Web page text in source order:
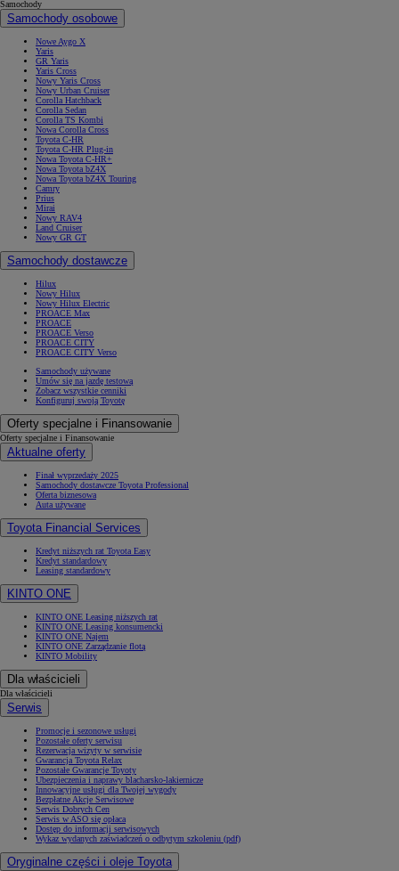
Samochody
Samochody osobowe
Nowe Aygo X
Yaris
GR Yaris
Yaris Cross
Nowy Yaris Cross
Nowy Urban Cruiser
Corolla Hatchback
Corolla Sedan
Corolla TS Kombi
Nowa Corolla Cross
Toyota C-HR
Toyota C-HR Plug-in
Nowa Toyota C-HR+
Nowa Toyota bZ4X
Nowa Toyota bZ4X Touring
Camry
Prius
Mirai
Nowy RAV4
Land Cruiser
Nowy GR GT
Samochody dostawcze
Hilux
Nowy Hilux
Nowy Hilux Electric
PROACE Max
PROACE
PROACE Verso
PROACE CITY
PROACE CITY Verso
Samochody używane
Umów się na jazdę testową
Zobacz wszystkie cenniki
Konfiguruj swoją Toyotę
Oferty specjalne i Finansowanie
Oferty specjalne i Finansowanie
Aktualne oferty
Finał wyprzedaży 2025
Samochody dostawcze Toyota Professional
Oferta biznesowa
Auta używane
Toyota Financial Services
Kredyt niższych rat Toyota Easy
Kredyt standardowy
Leasing standardowy
KINTO ONE
KINTO ONE Leasing niższych rat
KINTO ONE Leasing konsumencki
KINTO ONE Najem
KINTO ONE Zarządzanie flotą
KINTO Mobility
Dla właścicieli
Dla właścicieli
Serwis
Promocje i sezonowe usługi
Pozostałe oferty serwisu
Rezerwacja wizyty w serwisie
Gwarancja Toyota Relax
Pozostałe Gwarancje Toyoty
Ubezpieczenia i naprawy blacharsko-lakiernicze
Innowacyjne usługi dla Twojej wygody
Bezpłatne Akcje Serwisowe
Serwis Dobrych Cen
Serwis w ASO się opłaca
Dostęp do informacji serwisowych
Wykaz wydanych zaświadczeń o odbytym szkoleniu (pdf)
Oryginalne części i oleje Toyota